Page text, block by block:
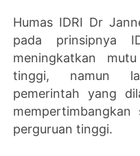
Humas IDRI Dr
pada prinsipnya
meningkatkan
tinggi, namun
pemerintah yang
perguruan tinggi.